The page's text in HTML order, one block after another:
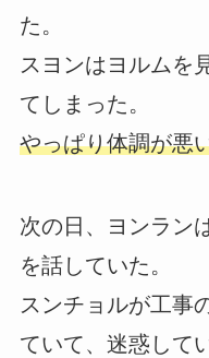
た。
スヨンはヨルムを
てしまった。
やっぱり体調が悪
次の日、ヨンラン
を話していた。
スンチョルが工事
ていて、迷惑して